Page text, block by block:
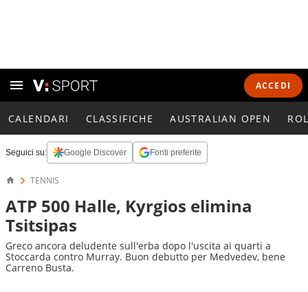
ACCEDI
CALENDARI CLASSIFICHE AUSTRALIAN OPEN
Seguici su: Google Discover Fonti preferite
TENNIS
ATP 500 Halle, Kyrgios elimina
Tsitsipas
Greco ancora deludente sull'erba dopo l'uscita ai quarti a
Stoccarda contro Murray. Buon debutto per Medvedev, bene
Carreno Busta.